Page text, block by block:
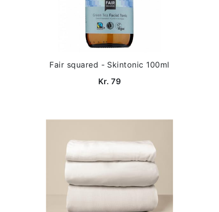
Fair squared - Skintonic 100ml
Kr. 79